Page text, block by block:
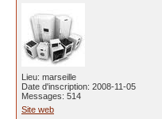
Lieu: marseille
Date d'inscription: 2008-11-05
Messages: 514
Site web